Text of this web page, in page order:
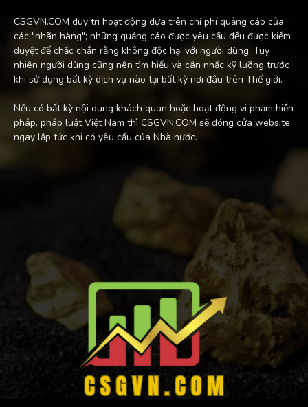
CSGVN.COM duy trì hoạt động dựa trên chi phí quảng cáo của
các "nhãn hàng"; những quảng cáo được yêu cầu đều được kiểm
duyệt để chắc chắn rằng không độc hại với người dùng. Tuy
nhiên người dùng cũng nên tìm hiểu và cân nhắc kỹ lưỡng trước
khi sử dụng bất kỳ dịch vụ nào tại bất kỳ nơi đâu trên Thế giới.
Nếu có bất kỳ nội dung khách quan hoặc hoạt động vi phạm hiến
pháp, pháp luật Việt Nam thì CSGVN.COM sẽ đóng cửa website
ngay lập tức khi có yêu cầu của Nhà nước.